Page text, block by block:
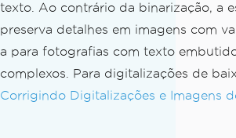
texto. Ao contrário da binarização, a
preserva detalhes em imagens com
a para fotografias com texto
complexos. Para digitalizações de
Corrigindo Digitalizações e Imagens